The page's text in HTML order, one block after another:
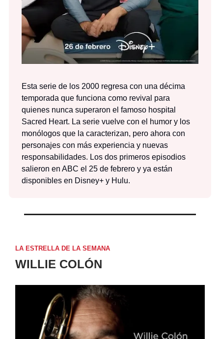
Esta serie de los 2000 regresa con una décima
temporada que funciona como revival para
quienes nunca superaron el famoso hospital
Sacred Heart. La serie vuelve con el humor y los
monólogos que la caracterizan, pero ahora con
personajes con más experiencia y nuevas
responsabilidades. Los dos primeros episodios
salieron en ABC el 25 de febrero y ya están
disponibles en Disney+ y Hulu.
LA ESTRELLA DE LA SEMANA
WILLIE COLÓN